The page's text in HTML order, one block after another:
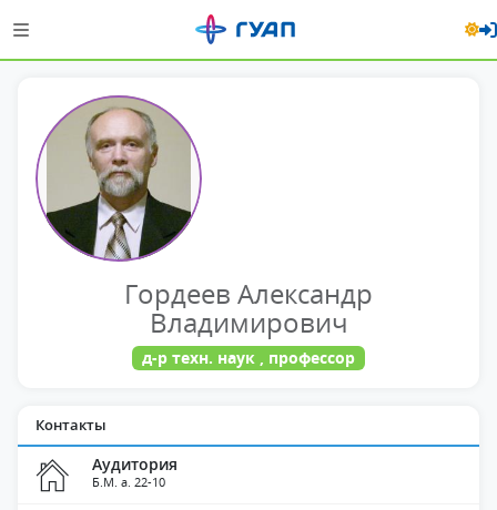
Гордеев Александр
Владимирович
д-р техн. наук , профессор
Контакты
Аудитория
Б.М. а. 22-10